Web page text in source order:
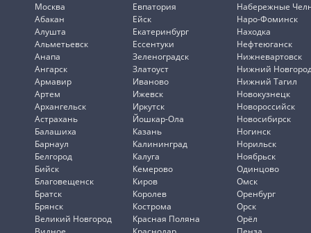
Москва
Абакан
Алушта
Альметьевск
Анапа
Ангарск
Армавир
Артем
Архангельск
Астрахань
Балашиха
Барнаул
Белгород
Бийск
Благовещенск
Братск
Брянск
Великий Новгород
Евпатория
Ейск
Екатеринбург
Ессентуки
Зеленоградск
Златоуст
Иваново
Ижевск
Иркутск
Йошкар-Ола
Казань
Калининград
Калуга
Кемерово
Киров
Королев
Кострома
Красная Поляна
Набережные
Наро-Фоминск
Находка
Нефтеюганск
Нижневартовск
Нижний
Нижний Тагил
Новокузнецк
Новороссийск
Новосибирск
Ногинск
Норильск
Ноябрьск
Одинцово
Омск
Оренбург
Орск
Орёл